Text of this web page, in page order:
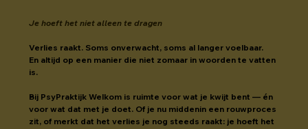
Je hoeft het niet alleen te dragen
Verlies raakt. Soms onverwacht, soms al langer voelbaar.
En altijd op een manier die niet zomaar in woorden te vatten
is.
Bij PsyPraktijk Welkom is ruimte voor wat je kwijt bent — én
voor wat dat met je doet. Of je nu middenin een rouwproces
zit, of merkt dat het verlies je nog steeds raakt: je hoeft het